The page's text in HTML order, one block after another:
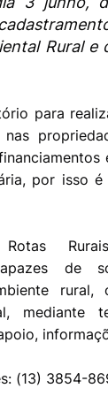
Rural e
para
por isso
de
mediante
(13) 3854-